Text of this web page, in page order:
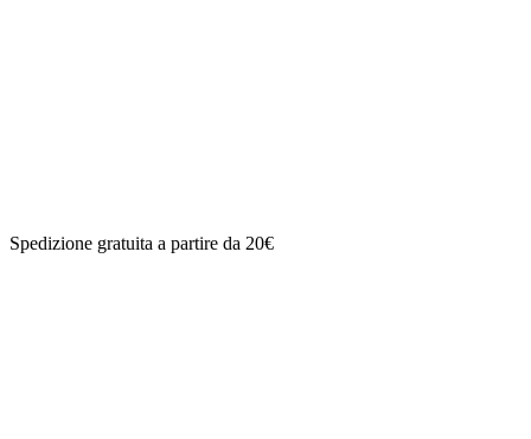
Spedizione gratuita a partire da 20€